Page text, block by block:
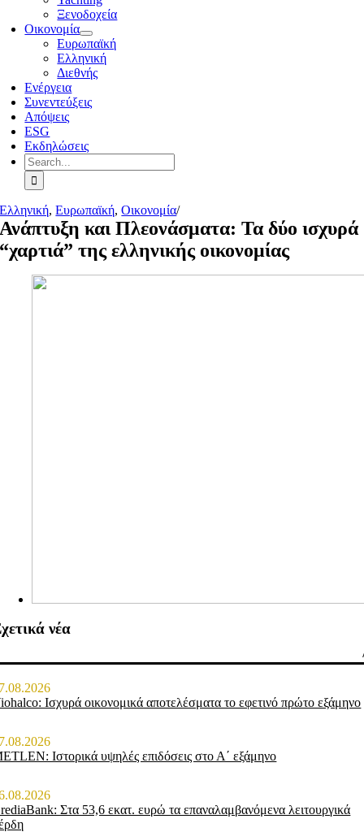
Ξενοδοχεία
Οικονομία
Ευρωπαϊκή
Ελληνική
Διεθνής
Ενέργεια
Συνεντεύξεις
Απόψεις
ESG
Εκδηλώσεις
Search
for:
Ελληνική,Ευρωπαϊκή,Οικονομία/
Ανάπτυξη και Πλεονάσματα: Τα δύο ισχυρά
“χαρτιά” της ελληνικής οικονομίας
νέα
Ισχυρά οικονομικά αποτελέσματα το εφετινό πρώτο εξάμηνο
Ιστορικά υψηλές επιδόσεις στο Α΄ εξάμηνο
Στα 53,6 εκατ. ευρώ τα επαναλαμβανόμενα λειτουργικά